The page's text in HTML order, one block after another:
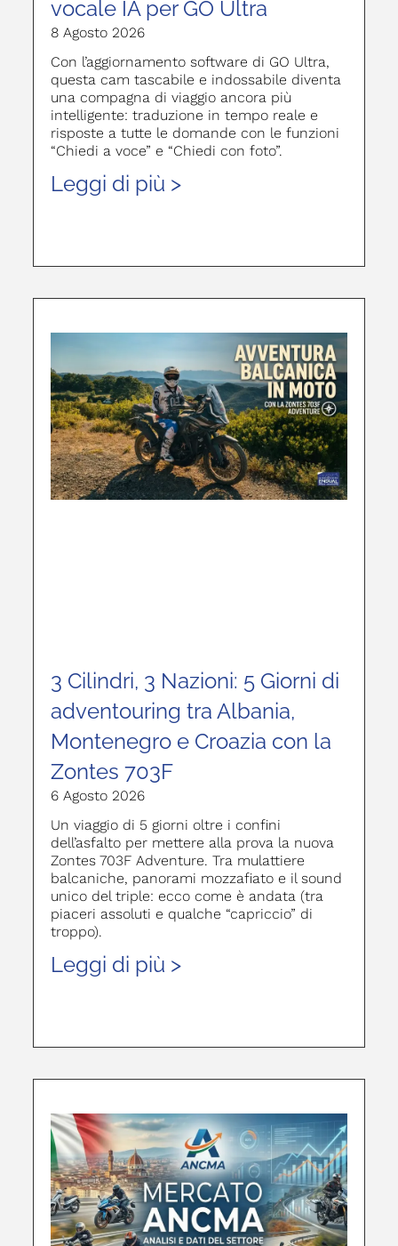
vocale IA per GO Ultra
8 Agosto 2026
Con l’aggiornamento software di GO Ultra,
questa cam tascabile e indossabile diventa
una compagna di viaggio ancora più
intelligente: traduzione in tempo reale e
risposte a tutte le domande con le funzioni
“Chiedi a voce” e “Chiedi con foto”.
Leggi di più >
3 Cilindri, 3 Nazioni: 5 Giorni di
adventouring tra Albania,
Montenegro e Croazia con la
Zontes 703F
6 Agosto 2026
Un viaggio di 5 giorni oltre i confini
dell’asfalto per mettere alla prova la nuova
Zontes 703F Adventure. Tra mulattiere
balcaniche, panorami mozzafiato e il sound
unico del triple: ecco come è andata (tra
piaceri assoluti e qualche “capriccio” di
troppo).
Leggi di più >